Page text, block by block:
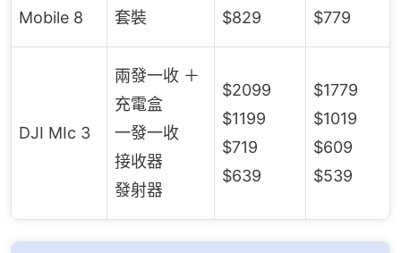
Mobile 8
套裝
$829
$779
DJI MIc 3
兩發一收 ＋
充電盒
一發一收
接收器
發射器
$2099
$1199
$719
$639
$1779
$1019
$609
$539